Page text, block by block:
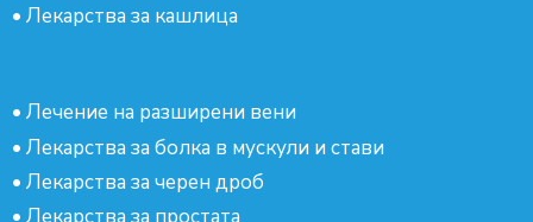
• Лекарства за кашлица
• Лечение на разширени вени
• Лекарства за болка в мускули и стави
• Лекарства за черен дроб